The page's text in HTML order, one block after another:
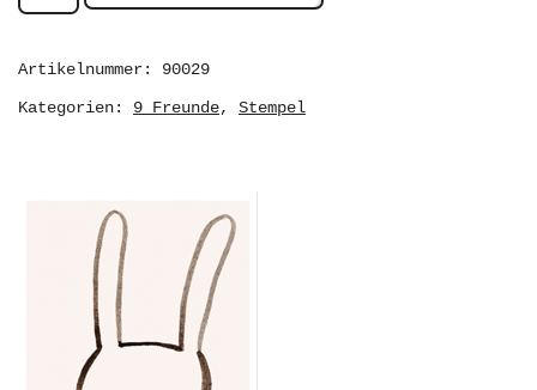
Artikelnummer: 90029
Kategorien: 9 Freunde, Stempel